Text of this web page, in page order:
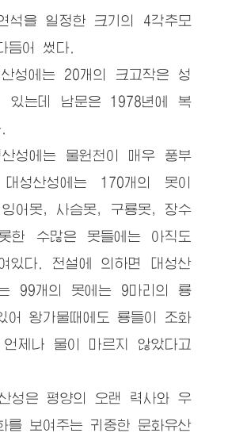
석을 일정한 크기의 4각추모
듬어 썼다.
에는 20개의 크고작은 성
있는데 남문은 1978년에 복
에는 물원천이 매우 풍부
성산성에는 170개의 못이
어못, 사슴못, 구룡못, 장수
한 수많은 못들에는 아직도
있다. 전설에 의하면 대성산
99개의 못에는 9마리의 룡
어 왕가물때에도 룡들이 조화
제나 물이 마르지 않았다고
은 평양의 오랜 력사와 우
를 보여주는 귀중한 문화유산